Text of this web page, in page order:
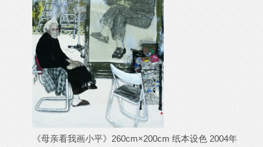
《母亲看我画小平》260cm×200cm 纸本设色 2004年